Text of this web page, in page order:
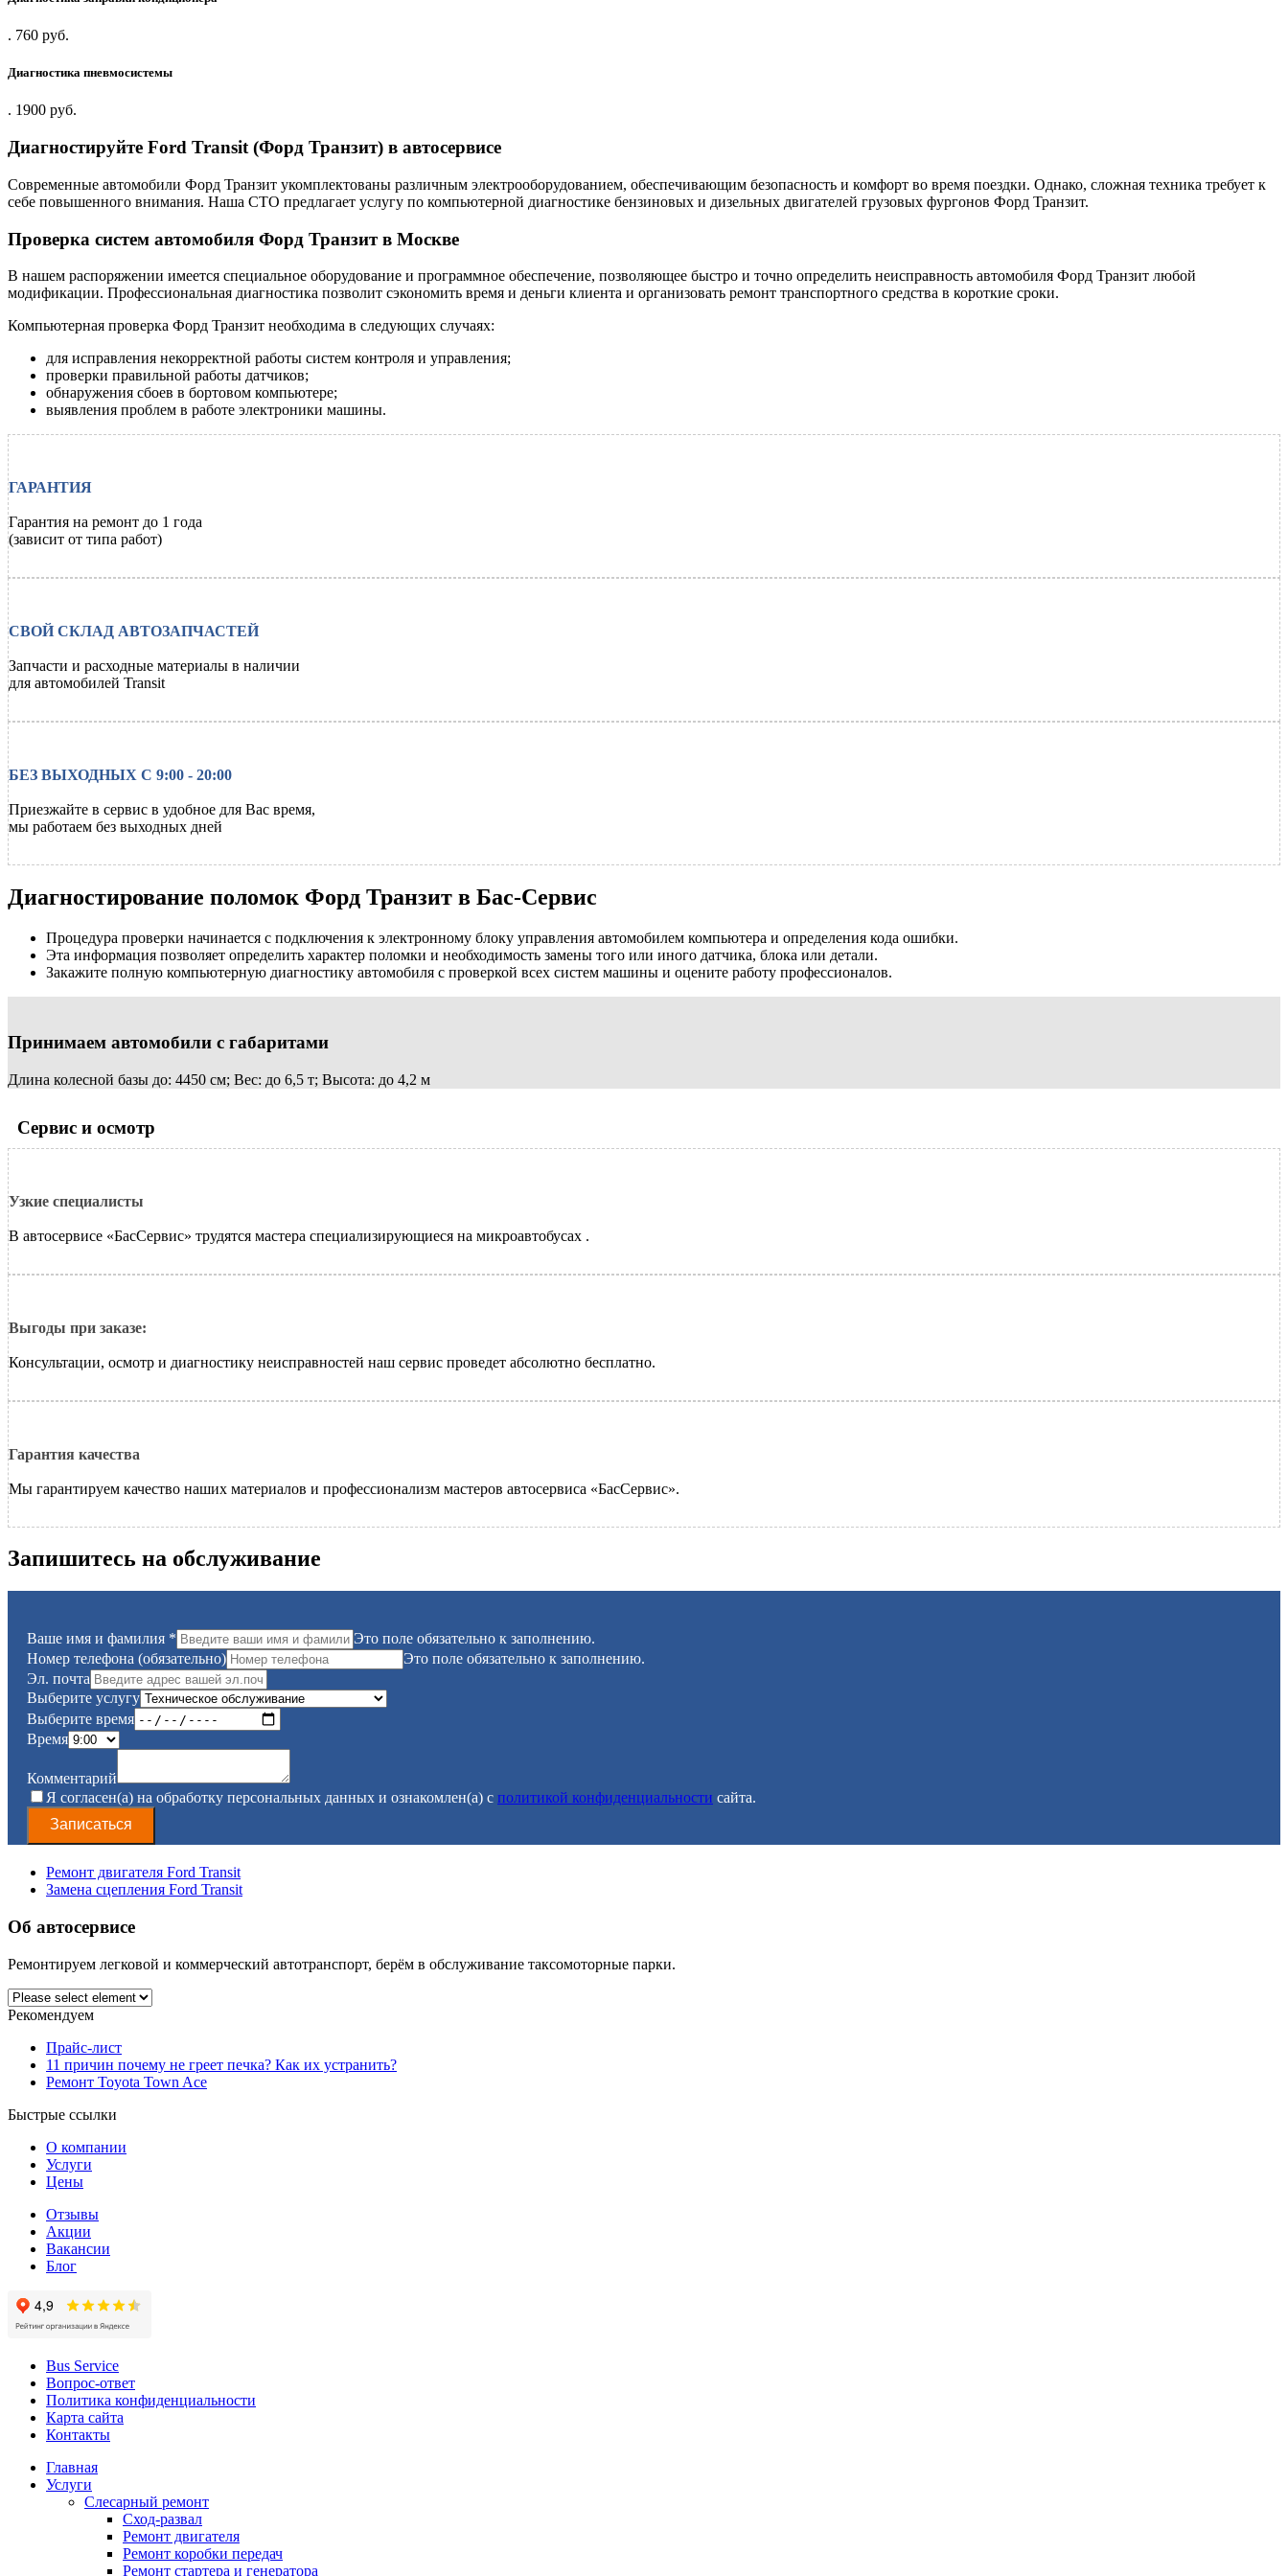
. 760 руб.
Диагностика пневмосистемы
. 1900 руб.
Диагностируйте Ford Transit (Форд Транзит) в автосервисе
Современные автомобили Форд Транзит укомплектованы различным электрооборудованием, обеспечивающим безопасность и комфорт во время поездки. Однако, сложная техника требует к
себе повышенного внимания. Наша СТО предлагает услугу по компьютерной диагностике бензиновых и дизельных двигателей грузовых фургонов Форд Транзит.
Проверка систем автомобиля Форд Транзит в Москве
В нашем распоряжении имеется специальное оборудование и программное обеспечение, позволяющее быстро и точно определить неисправность автомобиля Форд Транзит любой
модификации. Профессиональная диагностика позволит сэкономить время и деньги клиента и организовать ремонт транспортного средства в короткие сроки.
Компьютерная проверка Форд Транзит необходима в следующих случаях:
для исправления некорректной работы систем контроля и управления;
проверки правильной работы датчиков;
обнаружения сбоев в бортовом компьютере;
выявления проблем в работе электроники машины.
ГАРАНТИЯ
Гарантия на ремонт до 1 года
(зависит от типа работ)
СВОЙ СКЛАД АВТОЗАПЧАСТЕЙ
Запчасти и расходные материалы в наличии
для автомобилей Transit
БЕЗ ВЫХОДНЫХ С 9:00 - 20:00
Приезжайте в сервис в удобное для Вас время,
мы работаем без выходных дней
Диагностирование поломок Форд Транзит в Бас-Сервис
Процедура проверки начинается с подключения к электронному блоку управления автомобилем компьютера и определения кода ошибки.
Эта информация позволяет определить характер поломки и необходимость замены того или иного датчика, блока или детали.
Закажите полную компьютерную диагностику автомобиля с проверкой всех систем машины и оцените работу профессионалов.
Принимаем автомобили с габаритами
Длина колесной базы до: 4450 см; Вес: до 6,5 т; Высота: до 4,2 м
Сервис и осмотр
Узкие специалисты
В автосервисе «БасСервис» трудятся мастера специализирующиеся на микроавтобусах .
Выгоды при заказе:
Консультации, осмотр и диагностику неисправностей наш сервис проведет абсолютно бесплатно.
Гарантия качества
Мы гарантируем качество наших материалов и профессионализм мастеров автосервиса «БасСервис».
Запишитесь на обслуживание
Ваше имя и фамилия *
Это поле обязательно к заполнению.
Номер телефона (обязательно)
Это поле обязательно к заполнению.
Эл. почта
Выберите услугу
Выберите время
Время
Комментарий
Я согласен(а) на обработку персональных данных и ознакомлен(а) с политикой конфиденциальности сайта.
Записаться
Ремонт двигателя Ford Transit
Замена сцепления Ford Transit
Об автосервисе
Ремонтируем легковой и коммерческий автотранспорт, берём в обслуживание таксомоторные парки.
Рекомендуем
Прайс-лист
11 причин почему не греет печка? Как их устранить?
Ремонт Toyota Town Ace
Быстрые ссылки
О компании
Услуги
Цены
Отзывы
Акции
Вакансии
Блог
Bus Service
Вопрос-ответ
Политика конфиденциальности
Карта сайта
Контакты
Главная
Услуги
Слесарный ремонт
Сход-развал
Ремонт двигателя
Ремонт коробки передач
Ремонт стартера и генератора